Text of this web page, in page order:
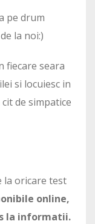
pe drum
la noi:)
fiecare seara
si locuiesc in
de simpatice
la oricare test
online,
la informatii.